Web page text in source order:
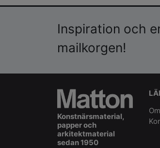
Inspiration och
mailkorgen!
Konstnärsmaterial,
papper och
arkitektmaterial
sedan 1950